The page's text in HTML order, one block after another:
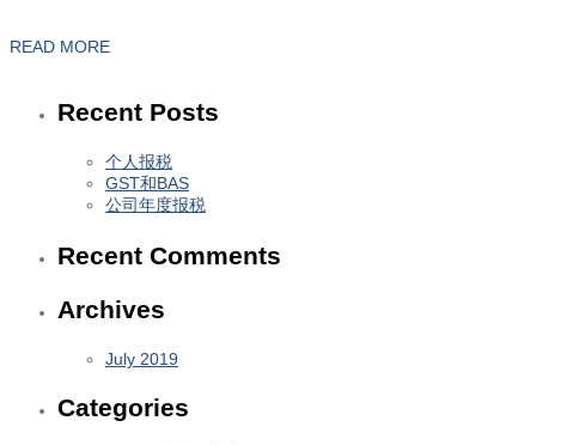
READ MORE
Recent Posts
个人报税
GST和BAS
公司年度报税
Recent Comments
Archives
July 2019
Categories